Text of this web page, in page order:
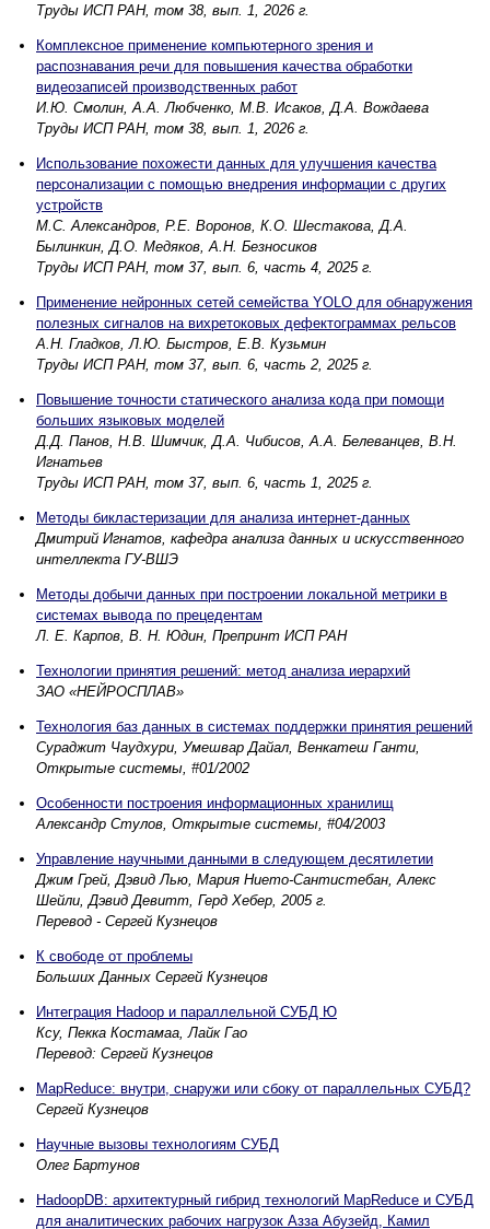
Труды ИСП РАН, том 38, вып. 1, 2026 г.
Комплексное применение компьютерного зрения и
распознавания речи для повышения качества обработки
видеозаписей производственных работ
И.Ю. Смолин, А.А. Любченко, М.В. Исаков, Д.А. Вождаева
Труды ИСП РАН, том 38, вып. 1, 2026 г.
Использование похожести данных для улучшения качества
персонализации с помощью внедрения информации с других
устройств
М.С. Александров, Р.Е. Воронов, К.О. Шестакова, Д.А.
Былинкин, Д.О. Медяков, А.Н. Безносиков
Труды ИСП РАН, том 37, вып. 6, часть 4, 2025 г.
Применение нейронных сетей семейства YOLO для обнаружения
полезных сигналов на вихретоковых дефектограммах рельсов
А.Н. Гладков, Л.Ю. Быстров, Е.В. Кузьмин
Труды ИСП РАН, том 37, вып. 6, часть 2, 2025 г.
Повышение точности статического анализа кода при помощи
больших языковых моделей
Д.Д. Панов, Н.В. Шимчик, Д.А. Чибисов, А.А. Белеванцев, В.Н.
Игнатьев
Труды ИСП РАН, том 37, вып. 6, часть 1, 2025 г.
Методы бикластеризации для анализа интернет-данных
Дмитрий Игнатов, кафедра анализа данных и искусственного
интеллекта ГУ-ВШЭ
Методы добычи данных при построении локальной метрики в
системах вывода по прецедентам
Л. Е. Карпов, В. Н. Юдин, Препринт ИСП РАН
Технологии принятия решений: метод анализа иерархий
ЗАО «НЕЙРОСПЛАВ»
Технология баз данных в системах поддержки принятия решений
Сураджит Чаудхури, Умешвар Дайал, Венкатеш Ганти,
Открытые системы, #01/2002
Особенности построения информационных хранилищ
Александр Стулов, Открытые системы, #04/2003
Управление научными данными в следующем десятилетии
Джим Грей, Дэвид Лью, Мария Нието-Сантистебан, Алекс
Шейли, Дэвид Девитт, Герд Хебер, 2005 г.
Перевод - Сергей Кузнецов
К свободе от проблемы
Больших Данных Сергей Кузнецов
Интеграция Hadoop и параллельной СУБД Ю
Ксу, Пекка Костамаа, Лайк Гао
Перевод: Сергей Кузнецов
MapReduce: внутри, снаружи или сбоку от параллельных СУБД?
Сергей Кузнецов
Научные вызовы технологиям СУБД
Олег Бартунов
HadoopDB: архитектурный гибрид технологий MapReduce и СУБД
для аналитических рабочих нагрузок Азза Абузейд, Камил